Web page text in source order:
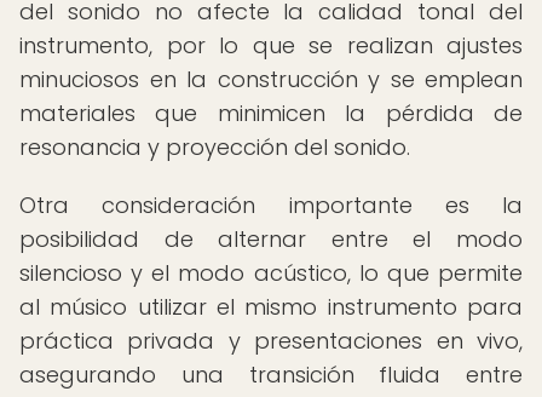
del sonido no afecte la calidad tonal del
instrumento, por lo que se realizan ajustes
minuciosos en la construcción y se emplean
materiales que minimicen la pérdida de
resonancia y proyección del sonido.
Otra consideración importante es la
posibilidad de alternar entre el modo
silencioso y el modo acústico, lo que permite
al músico utilizar el mismo instrumento para
práctica privada y presentaciones en vivo,
asegurando una transición fluida entre